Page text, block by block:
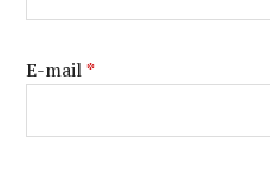
E-mail*